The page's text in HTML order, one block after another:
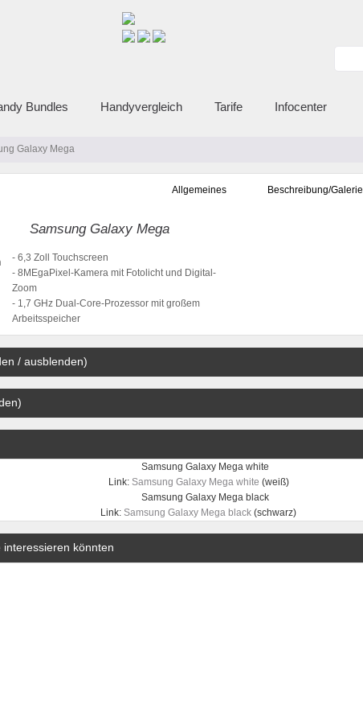
Bundles Handyvergleich Tarife Infocenter
Galaxy Mega
Allgemeines Beschreibung/Galerie
Samsung Galaxy Mega
- 6,3 Zoll Touchscreen
- 8MEgaPixel-Kamera mit Fotolicht und Digital-
Zoom
- 1,7 GHz Dual-Core-Prozessor mit großem
Arbeitsspeicher
/ ausblenden)
Link: Samsung Galaxy Mega white (weiß)
Link: Samsung Galaxy Mega black (schwarz)
könnten